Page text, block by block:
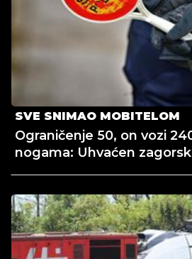
SVE SNIMAO MOBITELOM
Ograničenje 50, on vozi
nogama: Uhvaćen